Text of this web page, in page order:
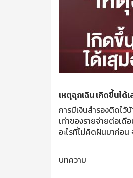
เหตุฉุกเฉิน เกิดขึ้นได้
การมีเงินสำรองติดไ
เท่าของรายจ่ายต่อเดื
อะไรที่ไม่คิดฝันมาก่อน
บทความ